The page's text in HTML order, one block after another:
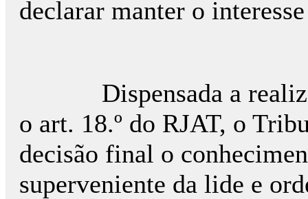
declarar manter o
Dispensada a
o art. 18.º do RJAT, o
decisão final o
superveniente da lide e